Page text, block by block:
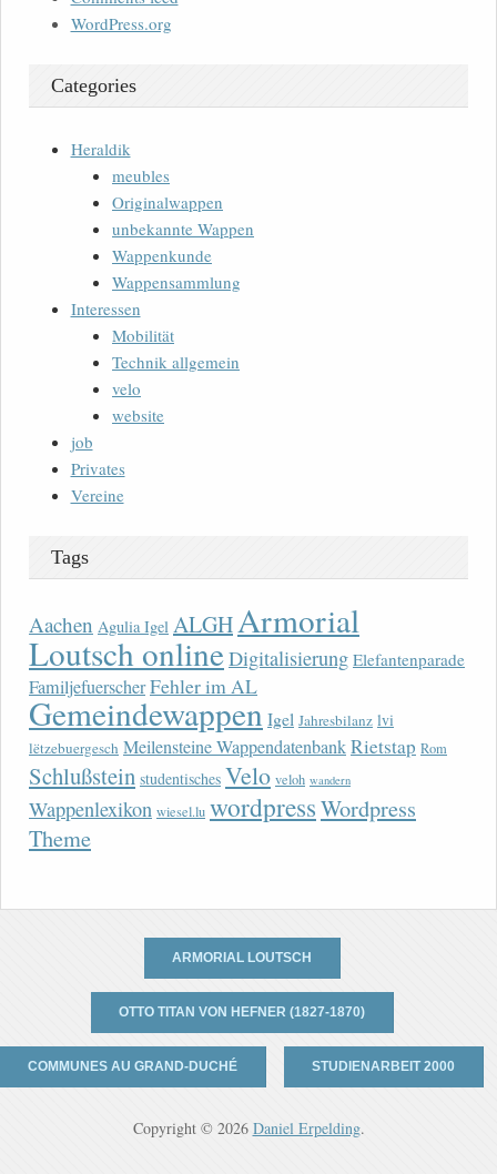
WordPress.org
Categories
Heraldik
meubles
Originalwappen
unbekannte Wappen
Wappenkunde
Wappensammlung
Interessen
Mobilität
Technik allgemein
velo
website
job
Privates
Vereine
Tags
Aachen Agulia Igel ALGHArmorial
Loutsch onlineDigitalisierung Elefantenparade
FamiljefuerscherFehler im AL
Gemeindewappen Igel Jahresbilanz lvi
lëtzebuergesch Meilensteine WappendatenbankRietstap Rom
Schlußstein studentisches Velo veloh wandern
Wappenlexikon wiesel.lu wordpressWordpress
Theme
ARMORIAL LOUTSCH
OTTO TITAN VON HEFNER (1827-1870)
COMMUNES AU GRAND-DUCHÉ STUDIENARBEIT 2000
Copyright © 2026 Daniel Erpelding.